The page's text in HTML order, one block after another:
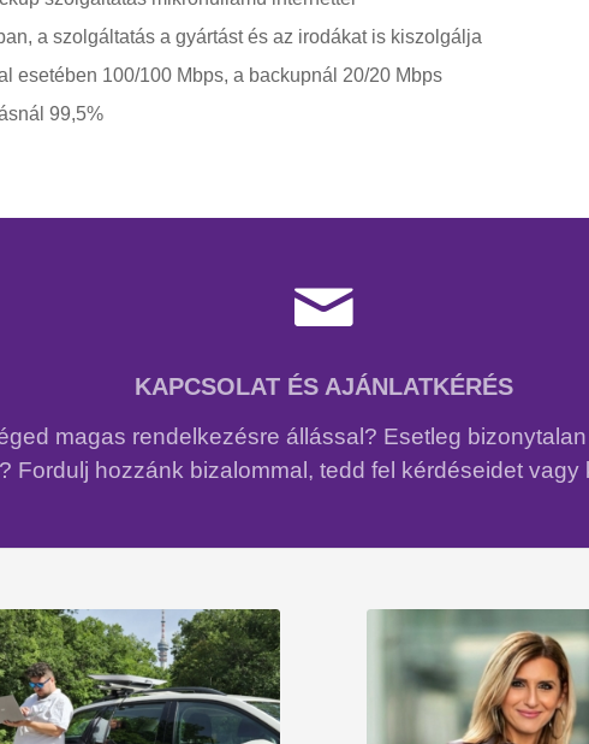
a szolgáltatás a gyártást és az irodákat is kiszolgálja
esetében 100/100 Mbps, a backupnál 20/20 Mbps
99,5%
KAPCSOLAT ÉS AJÁNLATKÉRÉS
magas rendelkezésre állással? Esetleg
Fordulj hozzánk bizalommal, tedd fel kérdéseidet